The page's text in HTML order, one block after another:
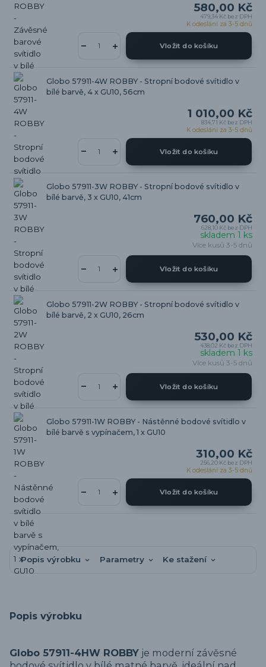
580,00 Kč
479,34 Kč bez DPH
K odeslání za 3-5 dnů
Vložit do košíku
Globo 57911-4W ROBBY - Stropní bodové svítidlo v
bílé barvě, 4 x GU10, 56cm
1 010,00 Kč
834,71 Kč bez DPH
K odeslání za 3-5 dnů
Vložit do košíku
Globo 57911-3W ROBBY - Stropní bodové svítidlo v
bílé barvě, 3 x GU10, 41cm
760,00 Kč
628,10 Kč bez DPH
skladem 1 ks
Více kusů 3-5 dnů
Vložit do košíku
Globo 57911-2W ROBBY - Stropní bodové svítidlo v
bílé barvě, 2 x GU10, 26cm
530,00 Kč
438,02 Kč bez DPH
skladem 1 ks
Více kusů 3-5 dnů
Vložit do košíku
Globo 57911-1W ROBBY - Nástěnné bodové svítidlo v
bílé barvě s vypínačem, 1 x GU10
310,00 Kč
256,20 Kč bez DPH
K odeslání za 3-5 dnů
Vložit do košíku
Popis výrobku Parametry Ke stažení
Popis výrobku
Globo 57911-4HW ROBBY je moderní závěsné